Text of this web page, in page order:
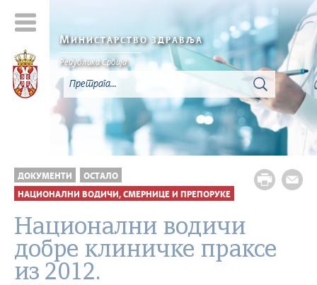
МИНИСТАРСТВО ЗДРАВЉА
Република Србија
ДОКУМЕНТИ ОСТАЛО
НАЦИОНАЛНИ ВОДИЧИ, СМЕРНИЦЕ И ПРЕПОРУКЕ
Национални водичи
добре клиничке праксе
из 2012.